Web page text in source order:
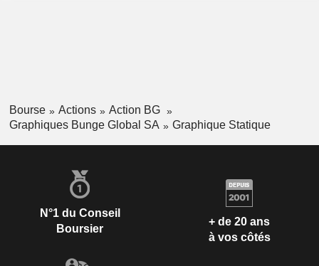
Bourse Actions
Action BG
Graphiques Bunge Global SA
Graphique Statique
N°1 du Conseil
Boursier
+ de 20 ans
à vos côtés